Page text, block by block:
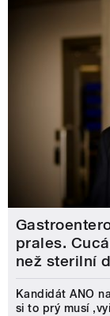
prales.
než sterilní
Kandidát ANO
si to prý musí